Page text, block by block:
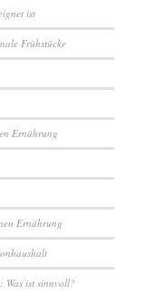
ist
Frühstücke
Ernährung
Ernährung
Was ist sinnvoll?